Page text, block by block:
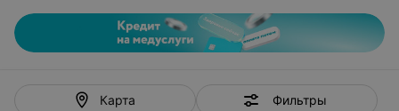
Карта Фильтры